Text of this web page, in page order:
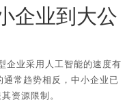
企业到大公
企业采用人工智能的速度有
常趋势相反，中小企业已
资源限制。